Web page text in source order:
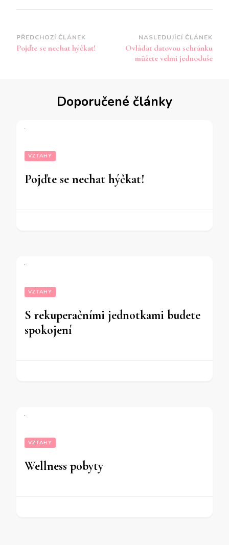
Navigace
příspěvku
PŘEDCHOZÍ ČLÁNEK
Pojďte se nechat hýčkat!
NASLEDUJÍCÍ ČLÁNEK
Ovládat datovou schránku
můžete velmi jednoduše
Doporučené články
VZTAHY
Pojďte se nechat hýčkat!
VZTAHY
S rekuperačními jednotkami budete
spokojení
VZTAHY
Wellness pobyty